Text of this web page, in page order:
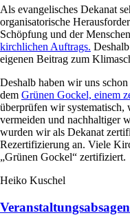
Als evangelisches Dekanat
organisatorische
Schöpfung und der
kirchlichen Auftrags.
eigenen Beitrag zum
Deshalb haben wir uns
dem Grünen Gockel, einem
überprüfen wir systematisch,
vermeiden und nachhaltiger
wurden wir als Dekanat
Rezertifizierung an. Viele
„Grünen Gockel“ zertifiziert.
Heiko Kuschel